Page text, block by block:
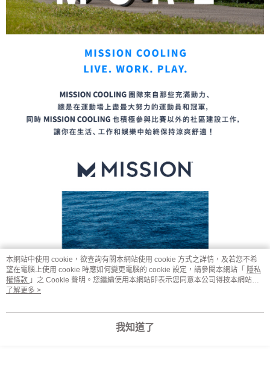
本網站中使用 cookie，欲查詢有關本網站使用 cookie 方式之詳情，及若您不希
望在電腦上使用 cookie 時應如何變更電腦的 cookie 設定，請參閱本網站「 隱私
權條款 」之 Cookie 聲明。您繼續使用本網站即表示您同意本公司得按本網站使
用條款之 Cookie 聲明使用 cookie。
了解更多 >
我知道了